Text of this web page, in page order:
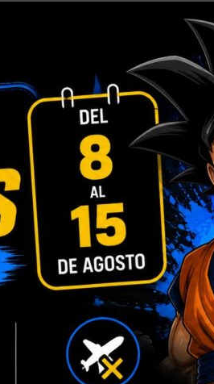
TAZA DRAGON BALL
Compartir:
ADICIONAL
,Caja con Ventana
Normal